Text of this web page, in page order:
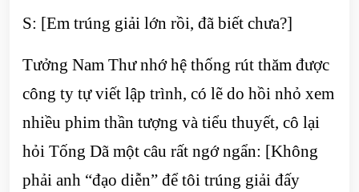
S: [Em trúng giải lớn rồi, đã biết chưa?]
Tưởng Nam Thư nhớ hệ thống rút thăm được
công ty tự viết lập trình, có lẽ do hồi nhỏ xem
nhiều phim thần tượng và tiểu thuyết, cô lại
hỏi Tống Dã một câu rất ngớ ngẩn: [Không
phải anh “đạo diễn” để tôi trúng giải đấy